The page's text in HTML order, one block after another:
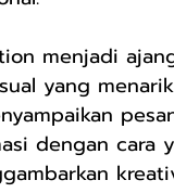
menjadi
yang
dengan cara